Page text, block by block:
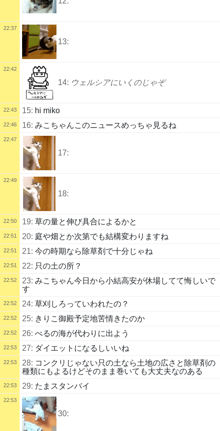
22:37
13:
22:42
14: ウェルシアにいくのじゃぞ
22:43 15: hi miko
22:46 16: みこちゃんこのニュースめっちゃ見るね
22:47
17:
22:49
18:
22:50 19: 草の量と伸び具合によるかと
22:51 20: 庭や畑とか次第でも結構変わりますね
22:51 21: 今の時期なら除草剤で十分じゃね
22:51 22: 只の土の所？
22:52 23: みこちゃん今日から小結高安が休場してて悔しいで
す
22:52 24: 草刈しろっていわれたの？
22:52 25: きりこ御殿予定地苦情きたのか
22:52 26: べるの海が代わりに出よう
22:53 27: ダイエットになるしいいね
22:53 28: コンクリじゃない只の土なら土地の広さと除草剤の
種類にもよるけどそのまま巻いても大丈夫なのある
22:53 29: たまスタンバイ
22:53
30: